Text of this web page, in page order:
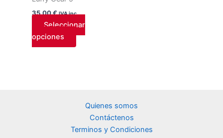
35,00€ IVA inc.
Seleccionar
opciones
la
Quienes somos
Contáctenos
Terminos y Condiciones